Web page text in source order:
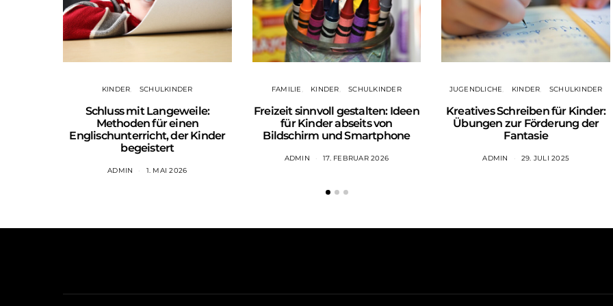
KINDER SCHULKINDER
Schluss mit Langeweile:
Methoden für einen
Englischunterricht, der Kinder
begeistert
ADMIN 1. MAI 2026
FAMILIE KINDER SCHULKINDER
Freizeit sinnvoll gestalten: Ideen
für Kinder abseits von
Bildschirm und Smartphone
ADMIN 17. FEBRUAR 2026
JUGENDLICHE KINDER SCHULKINDER
Kreatives Schreiben für Kinder:
Übungen zur Förderung der
Fantasie
ADMIN 29. JULI 2025